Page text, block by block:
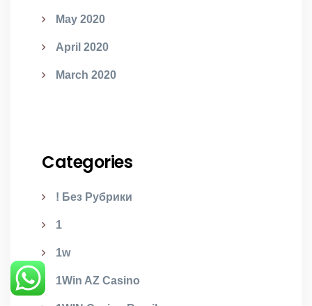
May 2020
April 2020
March 2020
Categories
! Без Рубрики
1
1w
1Win AZ Casino